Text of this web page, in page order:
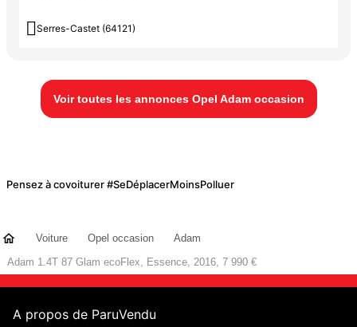
 Serres-Castet (64121)
Voir toutes les annonces Opel Adam occasion
Pensez à covoiturer #SeDéplacerMoinsPolluer
Voiture Opel occasion
Adam
Adam 1.4T 87 Glam ecoFlex, Essence, 2016, 7 990 €
A propos de ParuVendu